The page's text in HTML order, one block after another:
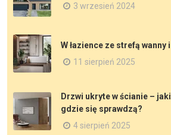
3 wrzesień 2024
W łazience ze strefą wanny
11 sierpień 2025
Drzwi ukryte w ścianie –
gdzie się sprawdzą?
4 sierpień 2025